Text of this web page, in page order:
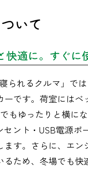
いて
快適に。すぐに
られるクルマ」で
です。荷室にはベ
もゆったりと横に
セント・USB電源
ます。さらに、エン
ため、冬場でも快